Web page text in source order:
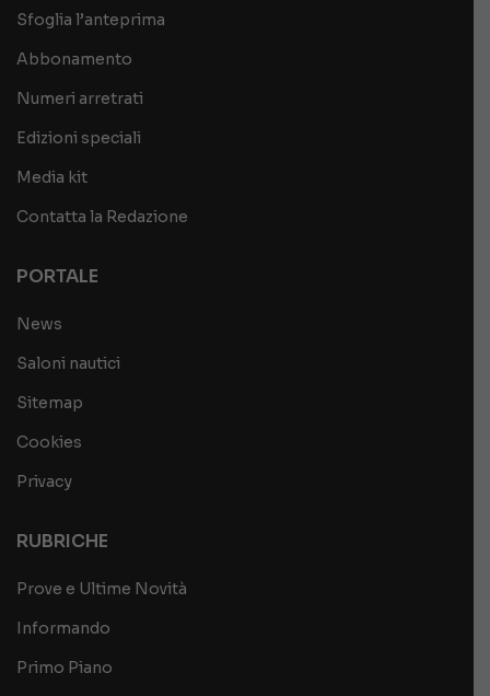
Sfoglia l’anteprima
Abbonamento
Numeri arretrati
Edizioni speciali
Media kit
Contatta la Redazione
PORTALE
News
Saloni nautici
Sitemap
Cookies
Privacy
RUBRICHE
Prove e Ultime Novità
Informando
Primo Piano